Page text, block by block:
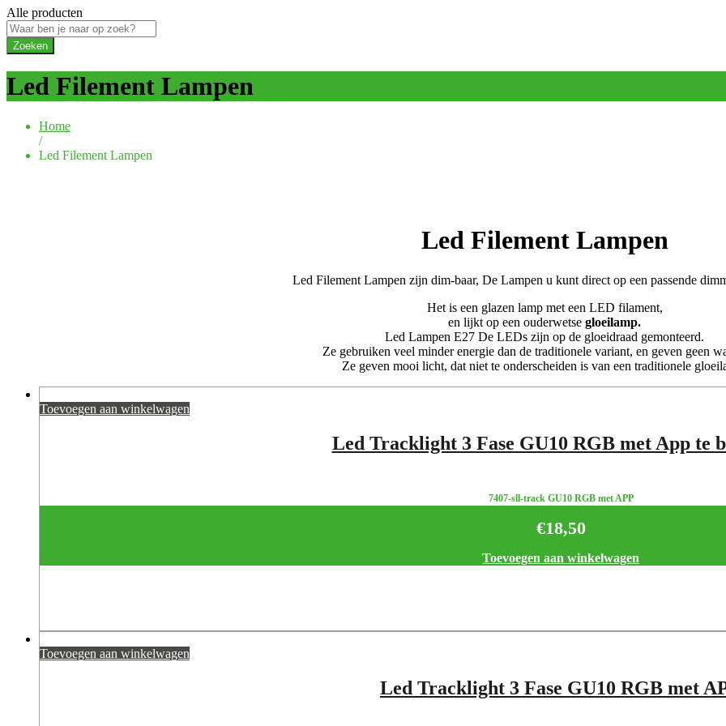
Alle producten
Zoeken
Led Filement Lampen
Home
/
Led Filement Lampen
Led Filement Lampen
Led Filement Lampen zijn dim-baar, De Lampen u kunt direct op een passende
Het is een glazen lamp met een LED filament,
en lijkt op een ouderwetse gloeilamp.
Led Lampen E27 De LEDs zijn op de gloeidraad gemonteerd.
Ze gebruiken veel minder energie dan de traditionele variant, en geven geen
Ze geven mooi licht, dat niet te onderscheiden is van een traditionele
Toevoegen aan winkelwagen
Led Tracklight 3 Fase GU10 RGB met App te
7407-sll-track GU10 RGB met APP
€18,50
Toevoegen aan winkelwagen
Toevoegen aan winkelwagen
Led Tracklight 3 Fase GU10 RGB met